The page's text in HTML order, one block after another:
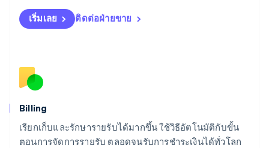
เริ่มเลย ติดต่อฝ่ายขาย
Billing
เรียกเก็บและรักษารายรับได้มากขึ้น ใช้วิธีอัตโนมัติกับขั้น
ตอนการจัดการรายรับ ตลอดจนรับการชำระเงินได้ทั่วโลก
สเปน
EspañolEnglish
สโลวาเกีย
สวิตเซอร์แลนด์
Deutsch
สวีเดน
Svenska
สหรัฐอเมริกา
EnglishEspañol简体中文